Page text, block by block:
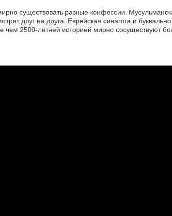
существовать разные конфессии.
друг на друга. Еврейская синагога и
чем 2500-летней историей мирно сосуществуют